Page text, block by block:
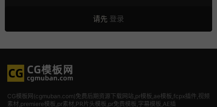
请先 登录
CG模板网(cgmuban.com)免费后期资源下载网站,pr模板,ae模板,fcpx插件,视频
素材 ,premiere模板,pr素材,PR片头模板,pr免费模板,字幕模板,AE插